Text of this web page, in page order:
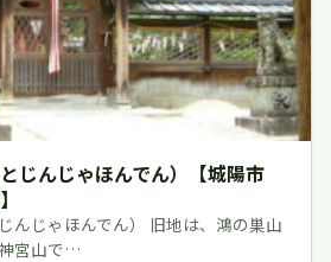
じんじゃほんでん）【城陽市
んじゃほんでん） 旧地は、鴻の巣山
宮山で…